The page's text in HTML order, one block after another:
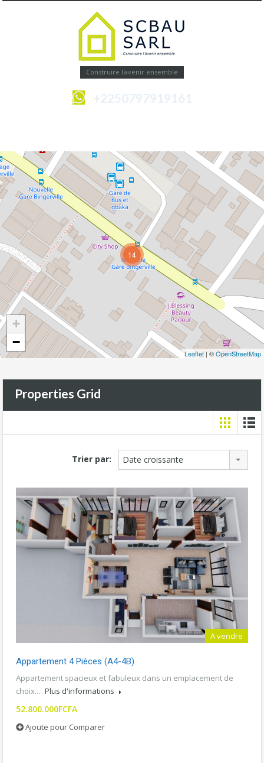
Construire l'avenir ensemble
+2250797919161
14
+
−
Leaflet | ©OpenStreetMap
Properties Grid
Trier par: Date croissante
A vendre
Appartement 4 Pièces (A4-4B)
Appartement spacieux et fabuleux dans un emplacement de
choix.… Plus d'informations
52.800.000FCFA
Ajoute pour Comparer